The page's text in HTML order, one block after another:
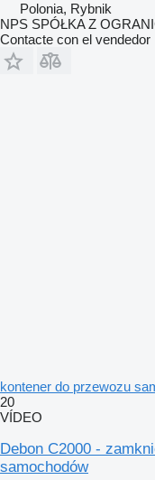
Polonia, Rybnik
NPS SPÓŁKA Z
Contacte con el vendedor
kontener do przewozu
20
VÍDEO
Debon C2000 -
samochodów